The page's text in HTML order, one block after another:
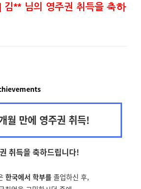
김** 님의 영주권 취득을 축하
월 만에 영주권 취득!
취득을 축하드립니다!
한국에서 학부를졸업하신 후,